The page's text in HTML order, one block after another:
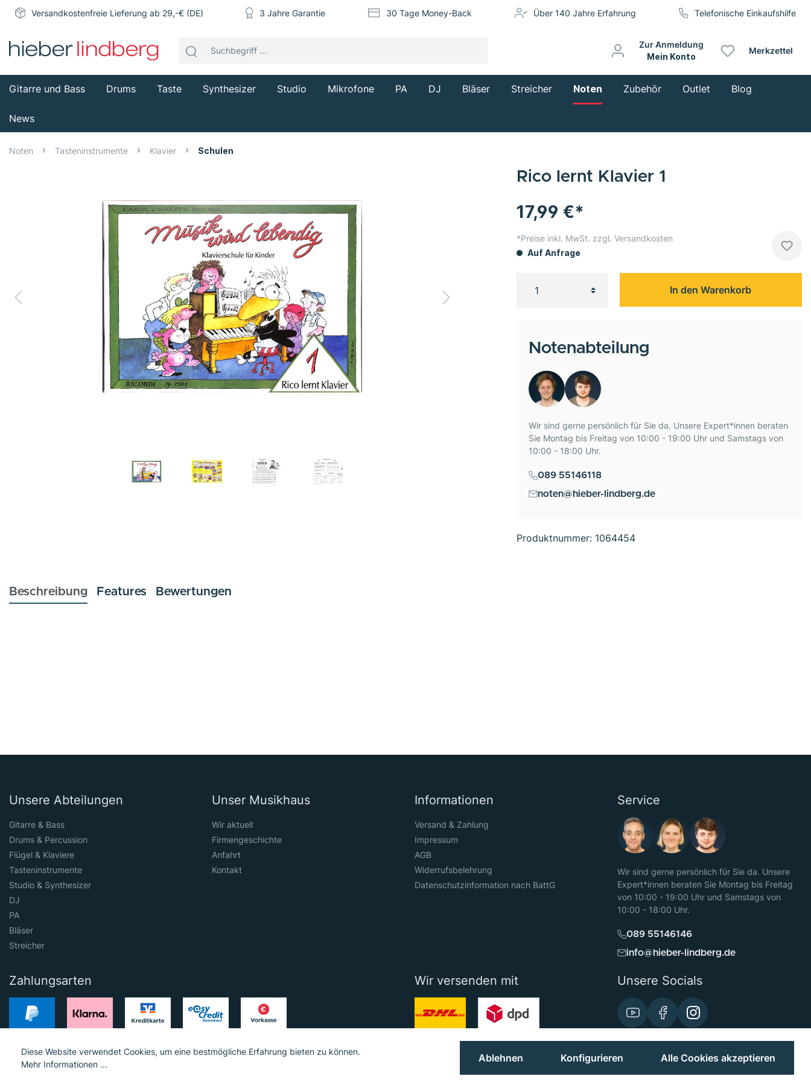
Versandkostenfreie Lieferung ab 29,-€ (DE) 3 Jahre Garantie 30 Tage Money-Back Über 140 Jahre Erfahrung Telefonische Einkaufshilfe
Zur Anmeldung
Mein Konto
Merkzettel
Gitarre und Bass Drums Taste Synthesizer Studio Mikrofone PA DJ Bläser Streicher Noten Zubehör Outlet Blog
News
Noten Tasteninstrumente Klavier Schulen
17,99 €*
*Preise inkl. MwSt. zzgl. Versandkosten
Auf Anfrage
In den Warenkorb
Produktnummer: 1064454
Rico lernt Klavier 1
Notenabteilung
Wir sind gerne persönlich für Sie da. Unsere Expert*innen beraten
Sie Montag bis Freitag von 10:00 - 19:00 Uhr und Samstags von
10:00 - 18:00 Uhr.
089 55146118
noten@hieber-lindberg.de
Beschreibung Features Bewertungen
Unsere Abteilungen
Gitarre & Bass
Drums & Percussion
Flügel & Klaviere
Tasteninstrumente
Studio & Synthesizer
DJ
PA
Bläser
Streicher
Unser Musikhaus
Wir aktuell
Firmengeschichte
Anfahrt
Kontakt
Informationen
Versand & Zahlung
Impressum
AGB
Widerrufsbelehrung
Datenschutzinformation nach BattG
Service
Wir sind gerne persönlich für Sie da. Unsere
Expert*innen beraten Sie Montag bis Freitag
von 10:00 - 19:00 Uhr und Samstags von
10:00 - 18:00 Uhr.
089 55146146
info@hieber-lindberg.de
Zahlungsarten Wir versenden mit Unsere Socials
© 2023 Hieber Lindberg GmbH © 2023 MGS Loib GmbH
Diese Website verwendet Cookies, um eine bestmögliche Erfahrung bieten zu können.
Mehr Informationen ...
Ablehnen Konfigurieren Alle Cookies akzeptieren